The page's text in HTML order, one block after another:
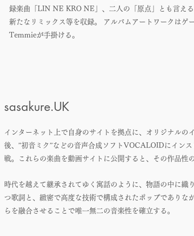
録楽曲「LIN NE KRO NE」、二人の「原点」とも言え
新たなリミックス等を収録。 アルバムアートワークは
Temmieが手掛ける。
sasakure.UK
インターネット上で自身のサイトを拠点に、オリジナルの
後、”初音ミク”などの音声合成ソフトVOCALOIDにイン
戦。これらの楽曲を動画サイトに公開すると、その作品性
時代を越えて継承されてゆく寓話のように、物語の中に織
つ歌詞と、緻密で高度な技術で構成されたポップでありな
らを融合させることで唯一無二の音楽性を確立する。